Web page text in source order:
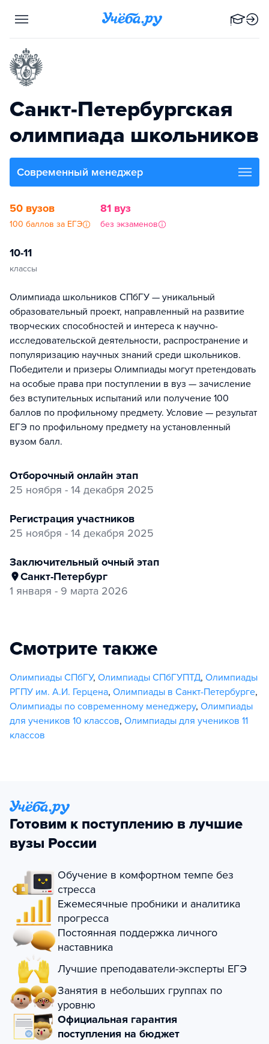
Санкт-Петербургская
олимпиада школьников
Современный менеджер
50 вузов
100 баллов за ЕГЭ
81 вуз
без экзаменов
10-11
классы
Олимпиада школьников СПбГУ — уникальный
образовательный проект, направленный на развитие
творческих способностей и интереса к научно-
исследовательской деятельности, распространение и
популяризацию научных знаний среди школьников.
Победители и призеры Олимпиады могут претендовать
на особые права при поступлении в вуз — зачисление
без вступительных испытаний или получение 100
баллов по профильному предмету. Условие — результат
ЕГЭ по профильному предмету на установленный
вузом балл.
отборочный онлайн этап
25 ноября - 14 декабря 2025
регистрация участников
25 ноября - 14 декабря 2025
заключительный очный этап
Санкт-Петербург
1 января - 9 марта 2026
Смотрите также
Олимпиады СПбГУ, Олимпиады СПбГУПТД, Олимпиады
РГПУ им. А.И. Герцена, Олимпиады в Санкт-Петербурге,
Олимпиады по современному менеджеру, Олимпиады
для учеников 10 классов, Олимпиады для учеников 11
классов
Готовим к поступлению в лучшие
вузы России
Обучение в комфортном темпе без
стресса
Ежемесячные пробники и аналитика
прогресса
Постоянная поддержка личного
наставника
Лучшие преподаватели-эксперты ЕГЭ
Занятия в небольших группах по
уровню
Официальная гарантия
поступления на бюджет